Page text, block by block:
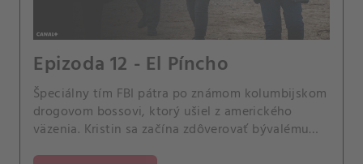
Epizoda 12 - El Píncho
Špeciálny tím FBI pátra po známom kolumbijskom
drogovom bossovi, ktorý ušiel z amerického
väzenia. Kristin sa začína zdôverovať bývalému